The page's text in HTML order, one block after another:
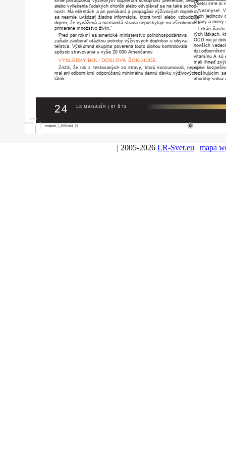
alebo vyliečenia ľudských chorôb alebo odvolávať sa na také schop-
nosti. Na etiketách a pri ponúkaní a propagácii výživových doplnkov
sa nesmie uvádzať žiadna informácia, ktorá tvrdí alebo vzbudzuje
dojem, že vyvážená a rozmanitá strava neposkytuje vo všeobecnosti
primerané množstvo živín.“
Pred pár rokmi sa americké ministerstvo poľnohospodárstva
začalo zaoberať otázkou potreby výživových doplnkov u obyva-
teľstva. Výskumná skupina poverená touto úlohou kontrolovala
spôsob stravovania u vyše 20 000 Američanov.
VÝSLEDKY BOLI DOSLOVA ŠOKUJÚCE.
Zistili, že nik z testovaných zo stravy, ktorú konzumovali, neprijí-
mal ani odborníkmi odporúčanú minimálnu dennú dávku výživových
látok.
Všetci sme si r
Nezmysel. V
nych jedincov
stravy a miery
Lekári často
rých látkach,
ODD nie je
novších
dzi odborníkmi
vitamínu A sú
mali ihneď
vanie
rozširujúcim sa
choroby srdca
24 LR MAGAZÍN | 01 Š 15
magazin_1_2015.indd 24
| 2005-2026 LR-Svet.eu | mapa